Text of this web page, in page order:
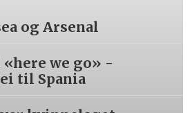
og Arsenal
«here we go» -
til Spania